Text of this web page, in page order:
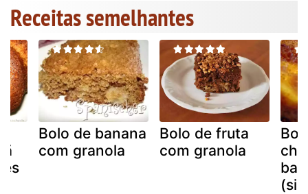
Receitas semelhantes
Bolo de banana
com granola
Bolo de fruta
com granola